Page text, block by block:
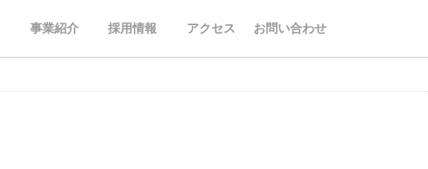
事業紹介 採用情報 アクセス お問い合わせ